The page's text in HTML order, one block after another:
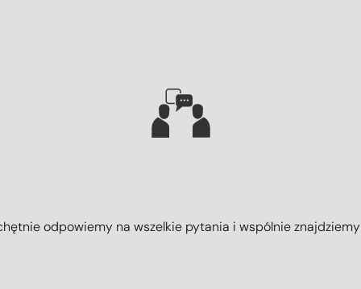
odpowiemy na wszelkie pytania i wspólnie